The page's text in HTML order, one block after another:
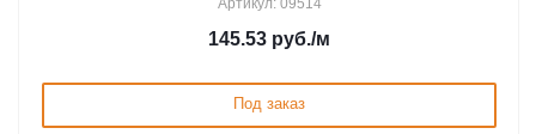
Артикул: 09514
145.53 руб./м
Под заказ